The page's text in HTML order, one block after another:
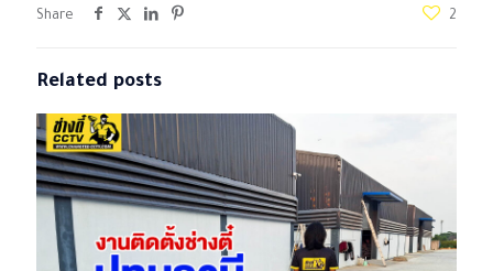
Share 2
Related posts